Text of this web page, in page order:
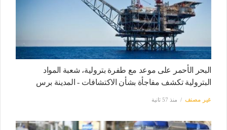
البحر الأحمر على موعد مع طفرة بترولية، شعبة المواد
البترولية تكشف مفاجأة بشأن الاكتشافات - المدينة برس
غير مصنف منذ 57 ثانية